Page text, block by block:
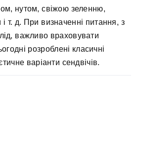
нутом, свіжою зеленню,
т. д. При визначенні питання, з
важливо враховувати
розроблені класичні
варіанти сендвічів.